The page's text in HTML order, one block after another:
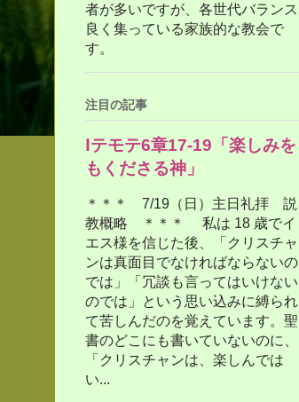
者が多いですが、各世代バランス
良く集っている家族的な教会で
す。
注目の記事
Ⅰテモテ6章17-19「楽しみを
もくださる神」
＊＊＊ 7/19（日）主日礼拝 説
教概略 ＊＊＊ 私は 18 歳でイ
エス様を信じた後、「クリスチャ
ンは真面目でなければならないの
では」「冗談も言ってはいけない
のでは」という思い込みに縛られ
て苦しんだのを覚えています。聖
書のどこにも書いていないのに、
「クリスチャンは、楽しんでは
い...